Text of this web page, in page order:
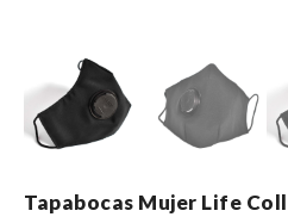
Tapabocas Mujer Life